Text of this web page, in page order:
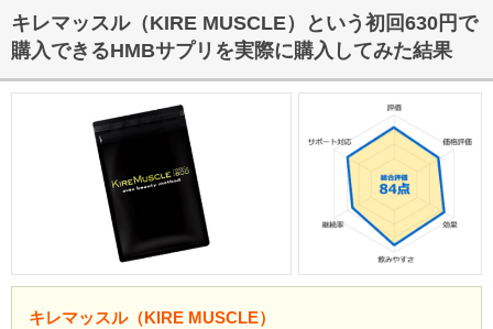
キレマッスル（KIRE MUSCLE）という初回630円で
購入できるHMBサプリを実際に購入してみた結果
キレマッスル（KIRE MUSCLE）